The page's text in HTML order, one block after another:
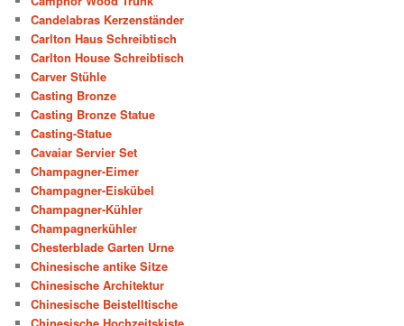
Candelabras Kerzenständer
Carlton Haus Schreibtisch
Carlton House Schreibtisch
Carver Stühle
Casting Bronze
Casting Bronze Statue
Casting-Statue
Cavaiar Servier Set
Champagner-Eimer
Champagner-Eiskübel
Champagner-Kühler
Champagnerkühler
Chesterblade Garten Urne
Chinesische antike Sitze
Chinesische Architektur
Chinesische Beistelltische